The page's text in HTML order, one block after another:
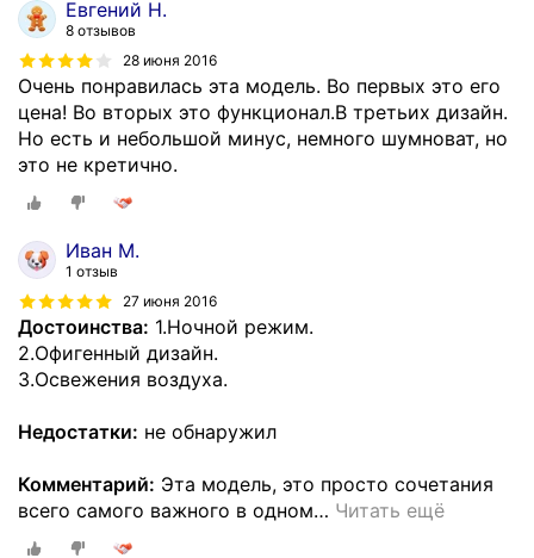
Евгений Н.
8 отзывов
28 июня 2016
Очень понравилась эта модель. Во первых это его
цена! Во вторых это функционал.В третьих дизайн.
Но есть и небольшой минус, немного шумноват, но
это не кретично.
Иван М.
1 отзыв
27 июня 2016
Достоинства: 1.Ночной режим.
2.Офигенный дизайн.
3.Освежения воздуха.
Недостатки: не обнаружил
Комментарий: Эта модель, это просто сочетания
всего самого важного в одном… Читать ещё